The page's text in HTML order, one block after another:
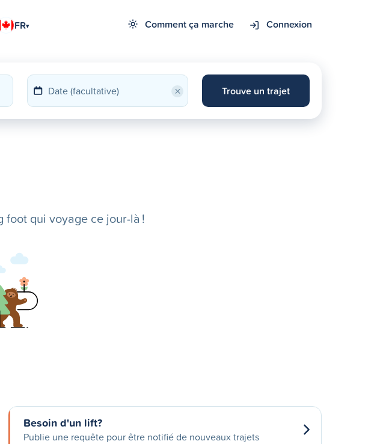
FR▾ Comment ça marche Connexion
× Trouve un trajet
foot qui voyage ce jour-là !
Besoin d'un lift?
Publie une requête pour être notifié de nouveaux trajets